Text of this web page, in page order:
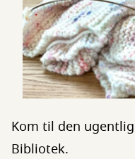
Kom til den
Bibliotek.